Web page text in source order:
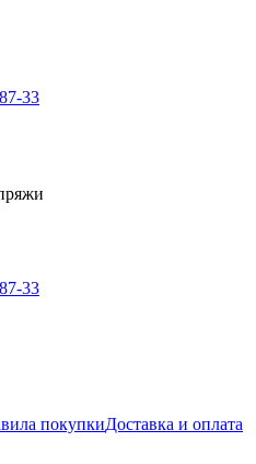
33
33
покупкиДоставка и оплата